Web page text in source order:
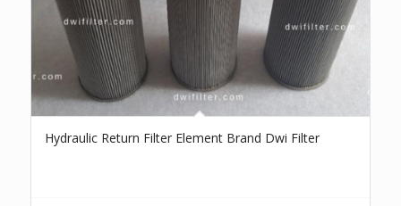
Hydraulic Return Filter Element Brand Dwi Filter